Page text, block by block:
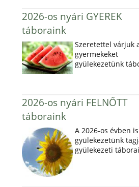
2026-os nyári GYEREK
táboraink
Szeretettel várjuk
gyermekeket
gyülekezetünk
2026-os nyári FELNŐTT
táboraink
A 2026-os évben
gyülekezetünk
gyülekezeti